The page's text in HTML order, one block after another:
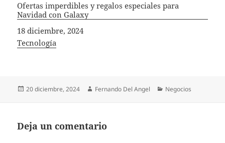
Ofertas imperdibles y regalos especiales para
Navidad con Galaxy
Fecha
18 diciembre, 2024
In relation to
Tecnología
Publicado
20 diciembre, 2024 Autor
Fernando Del Angel Categorías
Negocios
Deja un comentario